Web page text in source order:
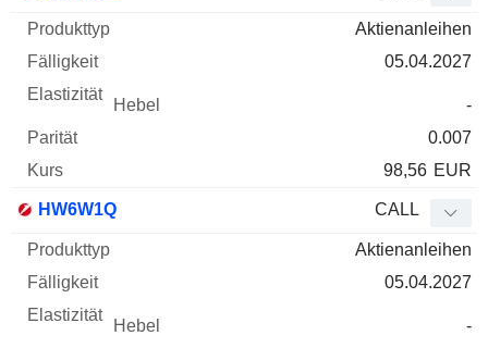
Aktienanleihen
05.04.2027
-
0.007
98,56 EUR
HW6W1Q CALL
Aktienanleihen
05.04.2027
-